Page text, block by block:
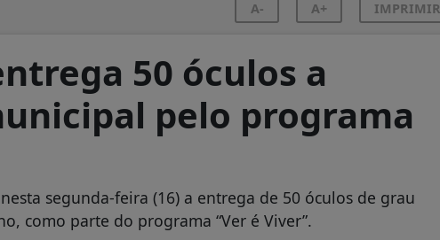
A- A+ IMPRIMIR
50 óculos a
pelo programa
segunda-feira (16) a entrega de 50 óculos de grau
como parte do programa “Ver é Viver”.